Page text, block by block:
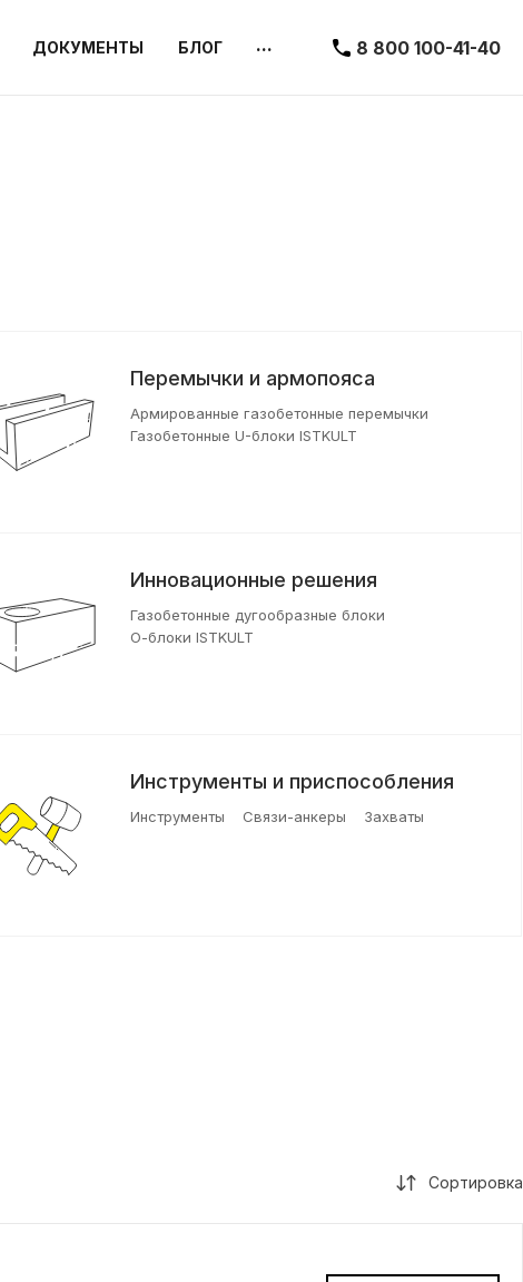
ДОКУМЕНТЫ БЛОГ ... 8 800 100-41-40
Перемычки и армопояса
Армированные газобетонные перемычки
Газобетонные U-блоки ISTKULT
Инновационные решения
Газобетонные дугообразные блоки
О-блоки ISTKULT
Инструменты и приспособления
Инструменты Связи-анкеры Захваты
Сортировка